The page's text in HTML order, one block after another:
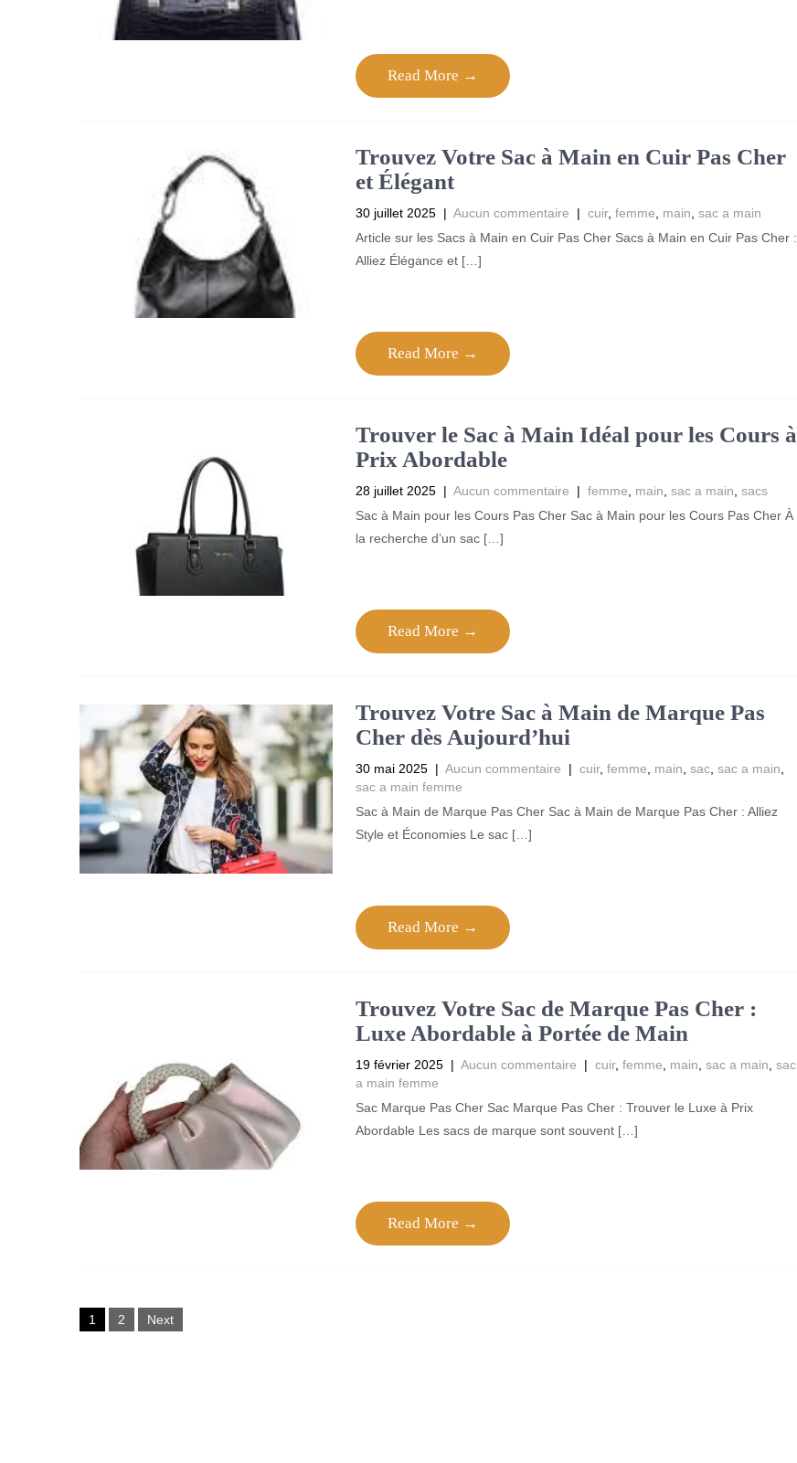
Read More →
Trouvez Votre Sac à Main en Cuir Pas Cher
et Élégant
30 juillet 2025 | Aucun commentaire | cuir, femme main sac a main
Article sur les Sacs à Main en Cuir Pas Cher Sacs à Main en Cuir Pas Cher :
Alliez Élégance et […]
Read More →
Trouver le Sac à Main Idéal pour les Cours à
Prix Abordable
28 juillet 2025 | Aucun commentaire | femme main sac a main sacs
Sac à Main pour les Cours Pas Cher Sac à Main pour les Cours Pas Cher À
la recherche d’un sac […]
Read More →
Trouvez Votre Sac à Main de Marque Pas
Cher dès Aujourd’hui
30 mai 2025 | Aucun commentaire | cuir, femme main sac, sac a main
sac a main femme
Sac à Main de Marque Pas Cher Sac à Main de Marque Pas Cher : Alliez
Style et Économies Le sac […]
Read More →
Trouvez Votre Sac de Marque Pas Cher :
Luxe Abordable à Portée de Main
19 février 2025 | Aucun commentaire | cuir, femme main sac a main sac
a main femme
Sac Marque Pas Cher Sac Marque Pas Cher : Trouver le Luxe à Prix
Abordable Les sacs de marque sont souvent […]
Read More →
Posts
navigation
1 2 Next